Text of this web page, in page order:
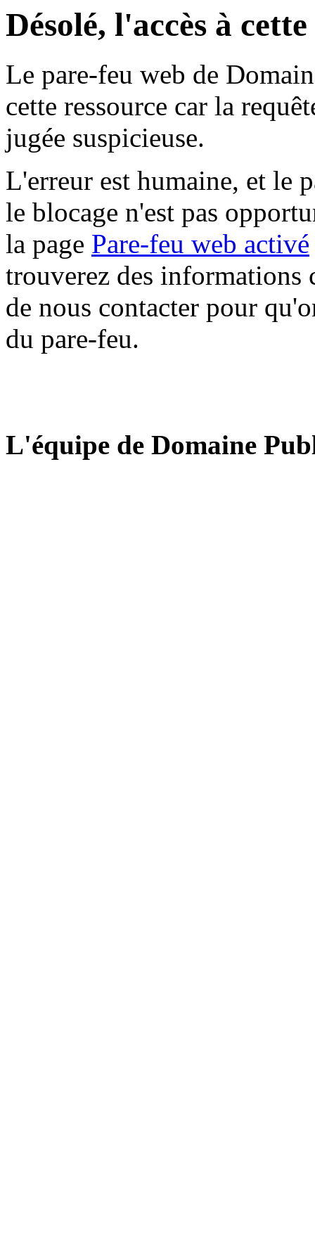
Désolé, l'accès à
Le pare-feu web de
cette ressource car la
jugée suspicieuse.
L'erreur est humaine, et le
le blocage n'est pas
la page Pare-feu web activé
trouverez des informations
de nous contacter pour
du pare-feu.
L'équipe de Domaine